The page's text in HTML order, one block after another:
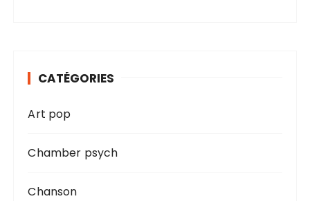
CATÉGORIES
Art pop
Chamber psych
Chanson